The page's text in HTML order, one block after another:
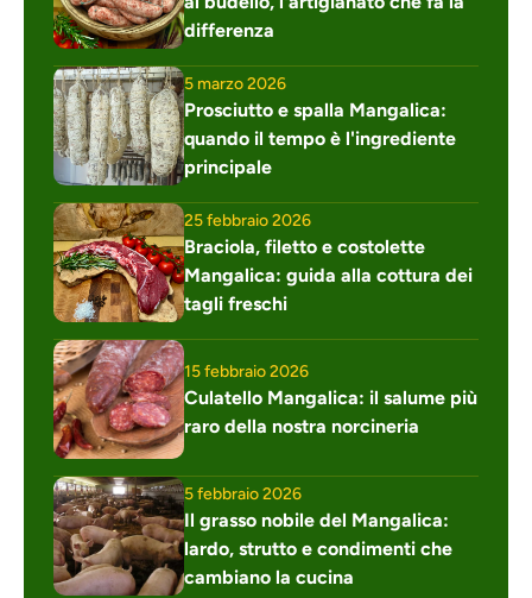
differenza
5 marzo 2026
Prosciutto e spalla Mangalica:
quando il tempo è l'ingrediente
principale
25 febbraio 2026
Braciola, filetto e costolette
Mangalica: guida alla cottura dei
tagli freschi
15 febbraio 2026
Culatello Mangalica: il salume più
raro della nostra norcineria
5 febbraio 2026
Il grasso nobile del Mangalica:
lardo, strutto e condimenti che
cambiano la cucina